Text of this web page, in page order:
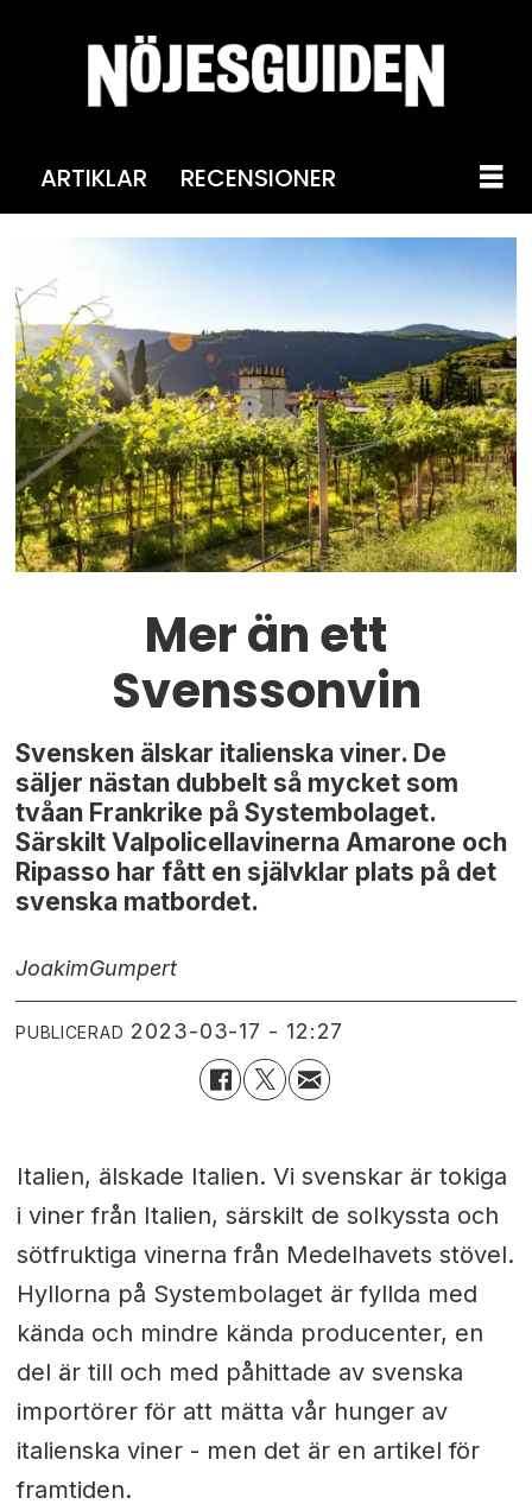
ARTIKLAR RECENSIONER
Mer än ett
Svenssonvin
Svensken älskar italienska viner. De
säljer nästan dubbelt så mycket som
tvåan Frankrike på Systembolaget.
Särskilt Valpolicellavinerna Amarone och
Ripasso har fått en självklar plats på det
svenska matbordet.
JoakimGumpert
PUBLICERAD 2023-03-17 - 12:27
Italien, älskade Italien. Vi svenskar är tokiga
i viner från Italien, särskilt de solkyssta och
sötfruktiga vinerna från Medelhavets stövel.
Hyllorna på Systembolaget är fyllda med
kända och mindre kända producenter, en
del är till och med påhittade av svenska
importörer för att mätta vår hunger av
italienska viner - men det är en artikel för
framtiden.